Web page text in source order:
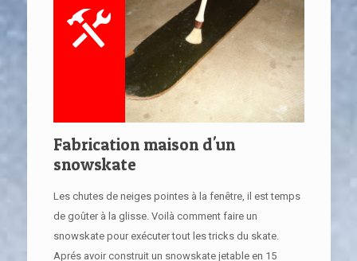
Fabrication maison d'un
snowskate
Les chutes de neiges pointes à la fenêtre, il est temps
de goûter à la glisse. Voilà comment faire un
snowskate pour exécuter tout les tricks du skate.
Aprés avoir construit un snowskate jetable en 15